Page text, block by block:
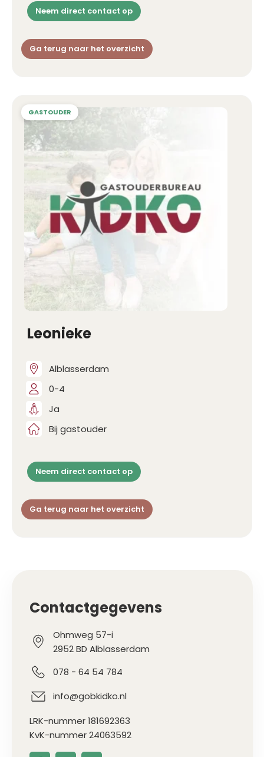
Neem direct contact op
Ga terug naar het overzicht
Leonieke
Alblasserdam
0-4
Ja
Bij gastouder
Neem direct contact op
Ga terug naar het overzicht
Contactgegevens
Ohmweg 57-i
2952 BD Alblasserdam
078 - 64 54 784
info@gobkidko.nl
LRK-nummer 181692363
KvK-nummer 24063592